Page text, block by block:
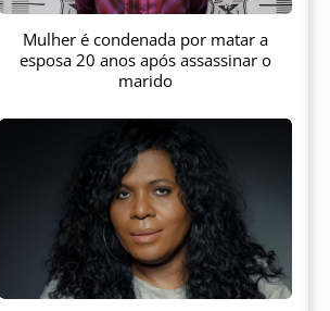
Mulher é condenada por matar a
esposa 20 anos após assassinar o
marido